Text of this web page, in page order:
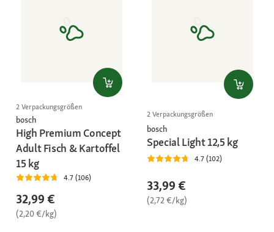
2 Verpackungsgrößen
bosch
High Premium Concept
Adult Fisch & Kartoffel
15 kg
4.7 (106)
32,99 €
(2,20 €/kg)
2 Verpackungsgrößen
bosch
Special Light 12,5 kg
4.7 (102)
33,99 €
(2,72 €/kg)